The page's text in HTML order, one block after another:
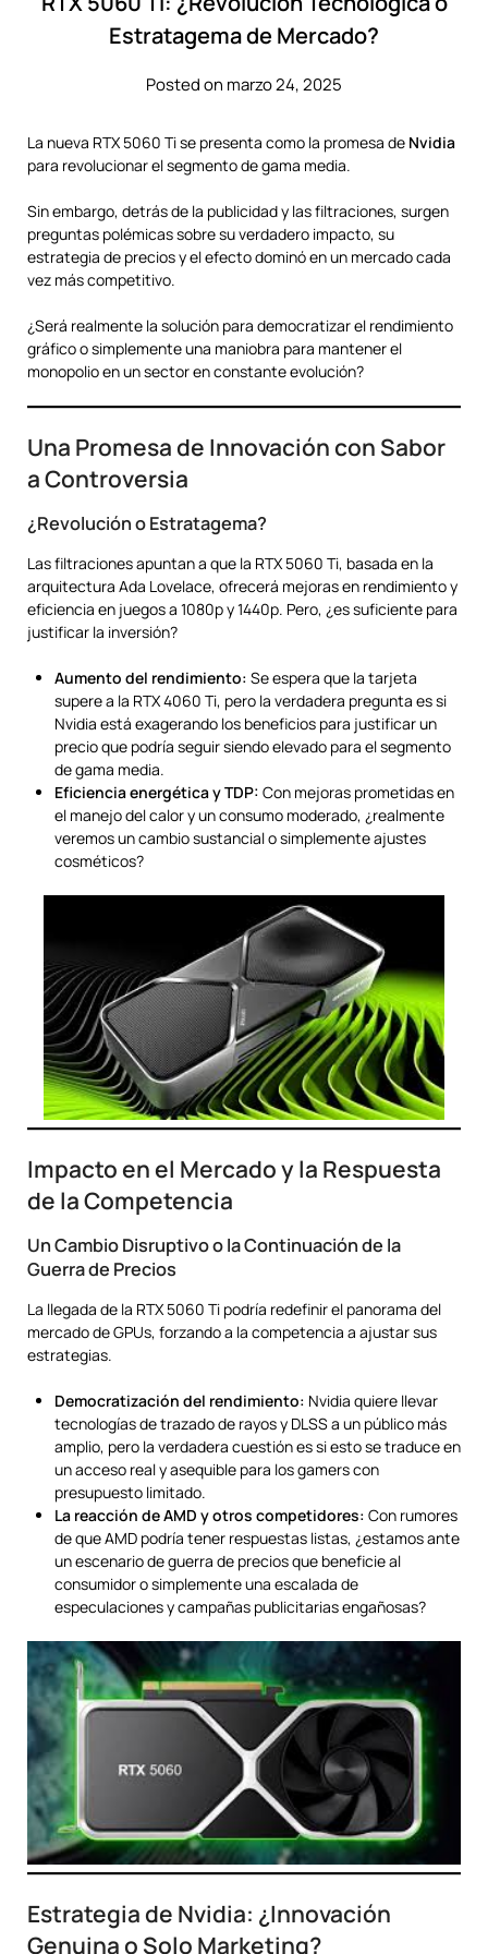
Estratagema de Mercado?
Posted on marzo 24, 2025
La nueva RTX 5060 Ti se presenta como la promesa de Nvidia
para revolucionar el segmento de gama media.
Sin embargo, detrás de la publicidad y las filtraciones, surgen
preguntas polémicas sobre su verdadero impacto, su
estrategia de precios y el efecto dominó en un mercado cada
vez más competitivo.
¿Será realmente la solución para democratizar el rendimiento
gráfico o simplemente una maniobra para mantener el
monopolio en un sector en constante evolución?
Una Promesa de Innovación con Sabor
a Controversia
¿Revolución o Estratagema?
Las filtraciones apuntan a que la RTX 5060 Ti, basada en la
arquitectura Ada Lovelace, ofrecerá mejoras en rendimiento y
eficiencia en juegos a 1080p y 1440p. Pero, ¿es suficiente para
justificar la inversión?
Aumento del rendimiento: Se espera que la tarjeta
supere a la RTX 4060 Ti, pero la verdadera pregunta es si
Nvidia está exagerando los beneficios para justificar un
precio que podría seguir siendo elevado para el segmento
de gama media.
Eficiencia energética y TDP: Con mejoras prometidas en
el manejo del calor y un consumo moderado, ¿realmente
veremos un cambio sustancial o simplemente ajustes
cosméticos?
Impacto en el Mercado y la Respuesta
de la Competencia
Un Cambio Disruptivo o la Continuación de la
Guerra de Precios
La llegada de la RTX 5060 Ti podría redefinir el panorama del
mercado de GPUs, forzando a la competencia a ajustar sus
estrategias.
Democratización del rendimiento: Nvidia quiere llevar
tecnologías de trazado de rayos y DLSS a un público más
amplio, pero la verdadera cuestión es si esto se traduce en
un acceso real y asequible para los gamers con
presupuesto limitado.
La reacción de AMD y otros competidores: Con rumores
de que AMD podría tener respuestas listas, ¿estamos ante
un escenario de guerra de precios que beneficie al
consumidor o simplemente una escalada de
especulaciones y campañas publicitarias engañosas?
Estrategia de Nvidia: ¿Innovación
Genuina o Solo Marketing?